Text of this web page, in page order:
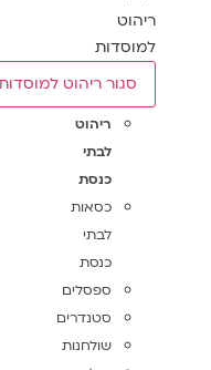
ריהוט
למוסדות
סגור ריהוט למוסדות
ריהוט
לבתי
כנסת
כסאות
לבתי
כנסת
ספסלים
סטנדרים
שולחנות